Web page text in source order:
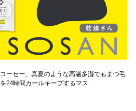
コーセー、真夏のような高温多湿でもまつ毛
を24時間カールキープするマス...